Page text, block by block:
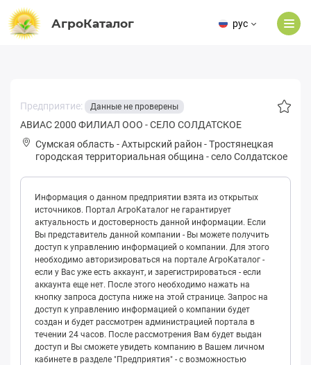
АгроКаталог рус
Предприятие: Данные не проверены
АВИАС 2000 ФИЛИАЛ ООО - СЕЛО СОЛДАТСКОЕ
Сумская область -Ахтырский район -Тpoстянeцкая
городская территориальная община -село Солдатское
Информация о данном предприятии взята из открытых
источников. Портал АгроКаталог не гарантирует
актуальность и достоверность данной информации. Если
Вы представитель данной компании - Вы можете получить
доступ к управлению информацией о компании. Для этого
необходимо авторизироваться на портале АгроКаталог -
если у Вас уже есть аккаунт, и зарегистрироваться - если
аккаунта еще нет. После этого необходимо нажать на
кнопку запроса доступа ниже на этой странице. Запрос на
доступ к управлению информацией о компании будет
создан и будет рассмотрен администрацией портала в
течении 24 часов. После рассмотрения Вам будет выдан
доступ и Вы сможете увидеть компанию в Вашем личном
кабинете в разделе "Предприятия" - с возможностью